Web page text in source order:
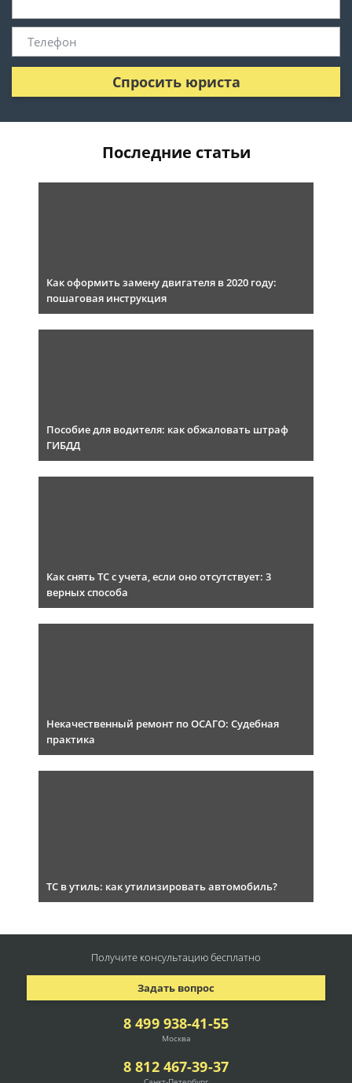
Спросить юриста
Последние статьи
Как оформить замену двигателя в 2020 году:
пошаговая инструкция
Пособие для водителя: как обжаловать штраф
ГИБДД
Как снять ТС с учета, если оно отсутствует: 3
верных способа
Некачественный ремонт по ОСАГО: Судебная
практика
ТС в утиль: как утилизировать автомобиль?
8 499 938-41-55
Москва
8 812 467-39-37
Задать вопрос
Получите консультациюбесплатно